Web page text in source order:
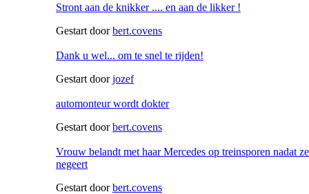
Stront aan de knikker .... en aan de likker !
Gestart doorbert.covens
Dank u wel... om te snel te rijden!
Gestart doorjozef
automonteur wordt dokter
Gestart doorbert.covens
Vrouw belandt met haar Mercedes op treinsporen nadat
negeert
Gestart doorbert.covens